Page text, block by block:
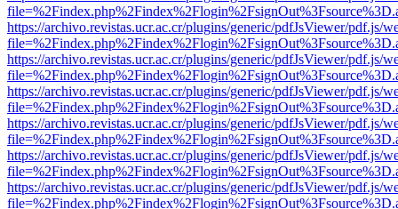
https://archivo.revistas.ucr.ac.cr/plugins/generic/pdfJsViewer/pdf.js/
https://archivo.revistas.ucr.ac.cr/plugins/generic/pdfJsViewer/pdf.js/
https://archivo.revistas.ucr.ac.cr/plugins/generic/pdfJsViewer/pdf.js/
https://archivo.revistas.ucr.ac.cr/plugins/generic/pdfJsViewer/pdf.js/
https://archivo.revistas.ucr.ac.cr/plugins/generic/pdfJsViewer/pdf.js/
https://archivo.revistas.ucr.ac.cr/plugins/generic/pdfJsViewer/pdf.js/